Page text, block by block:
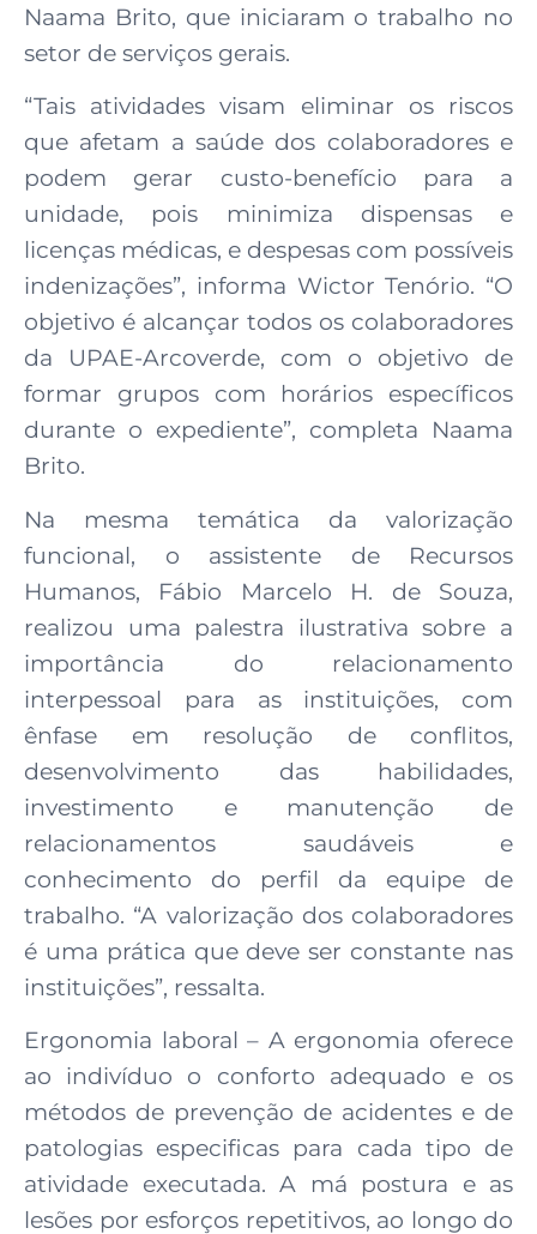
Naama Brito, que iniciaram o trabalho no
setor de serviços gerais.
“Tais atividades visam eliminar os riscos
que afetam a saúde dos colaboradores e
podem gerar custo-benefício para a
unidade, pois minimiza dispensas e
licenças médicas, e despesas com possíveis
indenizações”, informa Wictor Tenório. “O
objetivo é alcançar todos os colaboradores
da UPAE-Arcoverde, com o objetivo de
formar grupos com horários específicos
durante o expediente”, completa Naama
Brito.
Na mesma temática da valorização
funcional, o assistente de Recursos
Humanos, Fábio Marcelo H. de Souza,
realizou uma palestra ilustrativa sobre a
importância do relacionamento
interpessoal para as instituições, com
ênfase em resolução de conflitos,
desenvolvimento das habilidades,
investimento e manutenção de
relacionamentos saudáveis e
conhecimento do perfil da equipe de
trabalho. “A valorização dos colaboradores
é uma prática que deve ser constante nas
instituições”, ressalta.
Ergonomia laboral – A ergonomia oferece
ao indivíduo o conforto adequado e os
métodos de prevenção de acidentes e de
patologias especificas para cada tipo de
atividade executada. A má postura e as
lesões por esforços repetitivos, ao longo do